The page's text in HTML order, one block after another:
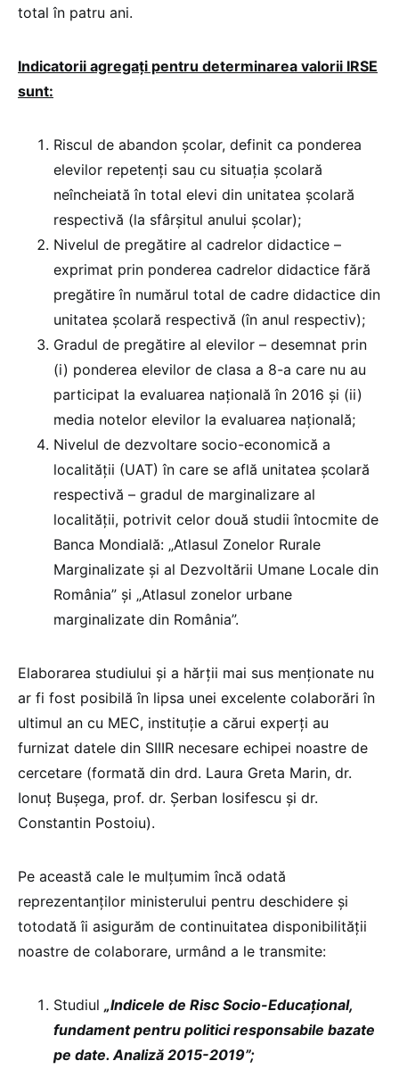
total în patru ani.
Indicatorii agregați pentru determinarea valorii IRSE
sunt:
Riscul de abandon școlar, definit ca ponderea
elevilor repetenți sau cu situația școlară
neîncheiată în total elevi din unitatea școlară
respectivă (la sfârșitul anului școlar);
Nivelul de pregătire al cadrelor didactice –
exprimat prin ponderea cadrelor didactice fără
pregătire în numărul total de cadre didactice din
unitatea școlară respectivă (în anul respectiv);
Gradul de pregătire al elevilor – desemnat prin
(i) ponderea elevilor de clasa a 8-a care nu au
participat la evaluarea națională în 2016 și (ii)
media notelor elevilor la evaluarea națională;
Nivelul de dezvoltare socio-economică a
localității (UAT) în care se află unitatea școlară
respectivă – gradul de marginalizare al
localității, potrivit celor două studii întocmite de
Banca Mondială: „Atlasul Zonelor Rurale
Marginalizate și al Dezvoltării Umane Locale din
România” și „Atlasul zonelor urbane
marginalizate din România”.
Elaborarea studiului și a hărții mai sus menționate nu
ar fi fost posibilă în lipsa unei excelente colaborări în
ultimul an cu MEC, instituție a cărui experți au
furnizat datele din SIIIR necesare echipei noastre de
cercetare (formată din drd. Laura Greta Marin, dr.
Ionuț Bușega, prof. dr. Șerban Iosifescu și dr.
Constantin Postoiu).
Pe această cale le mulțumim încă odată
reprezentanților ministerului pentru deschidere și
totodată îi asigurăm de continuitatea disponibilității
noastre de colaborare, urmând a le transmite:
Studiul „Indicele de Risc Socio-Educațional,
fundament pentru politici responsabile bazate
pe date. Analiză 2015-2019”;